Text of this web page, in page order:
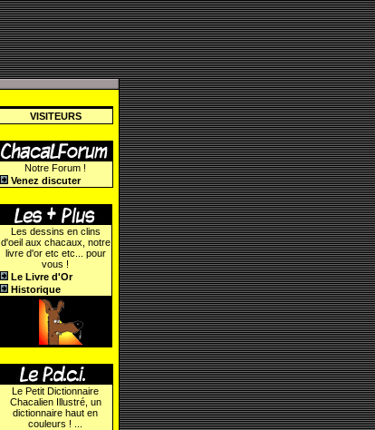
VISITEURS
Notre Forum !
Venez discuter
Les dessins en clins
d'oeil aux chacaux, notre
livre d'or etc etc... pour
vous !
Le Livre d'Or
Historique
Le Petit Dictionnaire
Chacalien Illustré, un
dictionnaire haut en
couleurs ! ...